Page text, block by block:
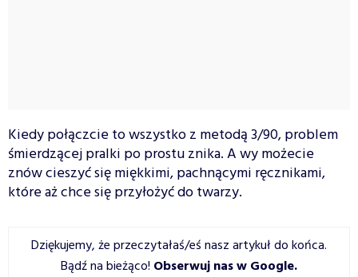
Kiedy połączcie to wszystko z metodą 3/90, problem
śmierdzącej pralki po prostu znika. A wy możecie
znów cieszyć się miękkimi, pachnącymi ręcznikami,
które aż chce się przyłożyć do twarzy.
Dziękujemy, że przeczytałaś/eś nasz artykuł do końca.
Bądź na bieżąco! Obserwuj nas w Google.